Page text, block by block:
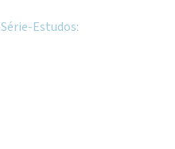
Série-Estudos: